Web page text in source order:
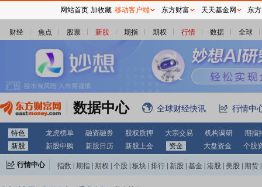
财经 焦点 股票 新股 期指 期权 行情 数据 全球
数据中心 全球财经快讯 行情中
特色 龙虎榜单 融资融券 股权质押 大宗交易 机构调研
期指
新股
新股申购 新股日历 新股上会 资金 大盘资金 个股
行情中心 指数 期指 期权 个股 板块 排行 新股 基金 港股 美股 期货
网站首页 加收藏 移动客户端 东方财富 天天基金网 东